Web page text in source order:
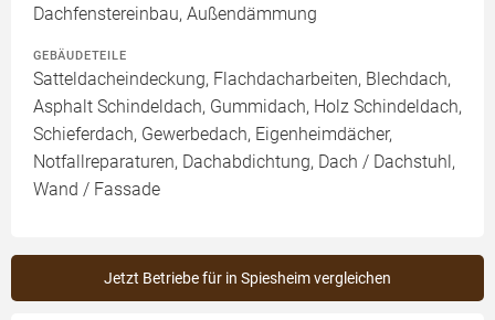
Dachfenstereinbau, Außendämmung
GEBÄUDETEILE
Satteldacheindeckung, Flachdacharbeiten, Blechdach,
Asphalt Schindeldach, Gummidach, Holz Schindeldach,
Schieferdach, Gewerbedach, Eigenheimdächer,
Notfallreparaturen, Dachabdichtung, Dach / Dachstuhl,
Wand / Fassade
Jetzt Betriebe für in Spiesheim vergleichen